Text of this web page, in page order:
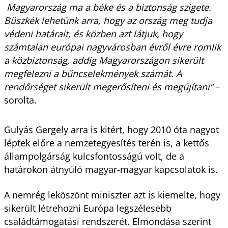
Magyarország ma a béke és a biztonság szigete.
Büszkék lehetünk arra, hogy az ország meg tudja
védeni határait, és közben azt látjuk, hogy
számtalan európai nagyvárosban évről évre romlik
a közbiztonság, addig Magyarországon sikerült
megfelezni a bűncselekmények számát. A
rendőrséget sikerült megerősíteni és megújítani”–
sorolta.
Gulyás Gergely arra is kitért, hogy 2010 óta nagyot
léptek előre a nemzetegyesítés terén is, a kettős
állampolgárság kulcsfontosságú volt, de a
határokon átnyúló magyar-magyar kapcsolatok is.
A nemrég leköszönt miniszter azt is kiemelte, hogy
sikerült létrehozni Európa legszélesebb
családtámogatási rendszerét. Elmondása szerint